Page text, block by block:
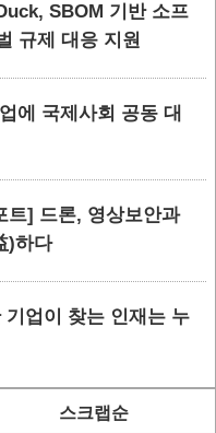
SBOM 기반 소프
규제 대응 지원
에 국제사회 공동 대
트] 드론, 영상보안과
)하다
업이 찾는 인재는 누
스크랩순